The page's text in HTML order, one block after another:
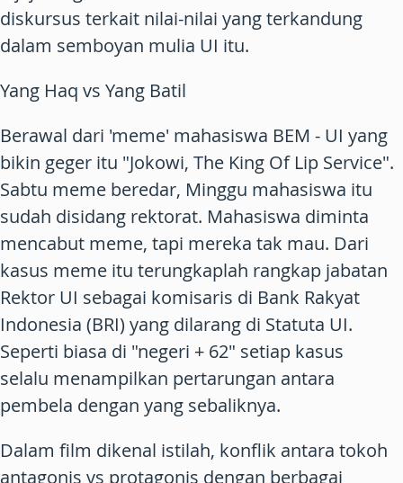
diskursus terkait nilai-nilai yang terkandung
dalam semboyan mulia UI itu.
Yang Haq vs Yang Batil
Berawal dari 'meme' mahasiswa BEM - UI yang
bikin geger itu "Jokowi, The King Of Lip Service".
Sabtu meme beredar, Minggu mahasiswa itu
sudah disidang rektorat. Mahasiswa diminta
mencabut meme, tapi mereka tak mau. Dari
kasus meme itu terungkaplah rangkap jabatan
Rektor UI sebagai komisaris di Bank Rakyat
Indonesia (BRI) yang dilarang di Statuta UI.
Seperti biasa di "negeri + 62" setiap kasus
selalu menampilkan pertarungan antara
pembela dengan yang sebaliknya.
Dalam film dikenal istilah, konflik antara tokoh
antagonis vs protagonis dengan berbagai